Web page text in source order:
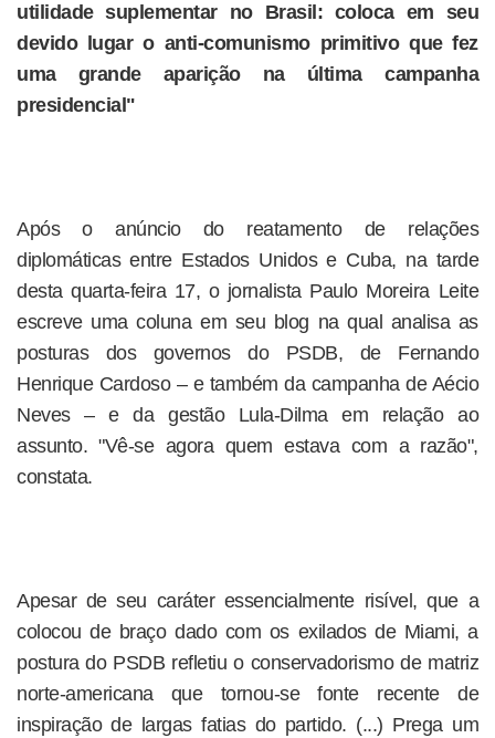
utilidade suplementar no Brasil: coloca em seu
devido lugar o anti-comunismo primitivo que fez
uma grande aparição na última campanha
presidencial"
Após o anúncio do reatamento de relações
diplomáticas entre Estados Unidos e Cuba, na tarde
desta quarta-feira 17, o jornalista Paulo Moreira Leite
escreve uma coluna em seu blog na qual analisa as
posturas dos governos do PSDB, de Fernando
Henrique Cardoso – e também da campanha de Aécio
Neves – e da gestão Lula-Dilma em relação ao
assunto. "Vê-se agora quem estava com a razão",
constata.
Apesar de seu caráter essencialmente risível, que a
colocou de braço dado com os exilados de Miami, a
postura do PSDB refletiu o conservadorismo de matriz
norte-americana que tornou-se fonte recente de
inspiração de largas fatias do partido. (...) Prega um